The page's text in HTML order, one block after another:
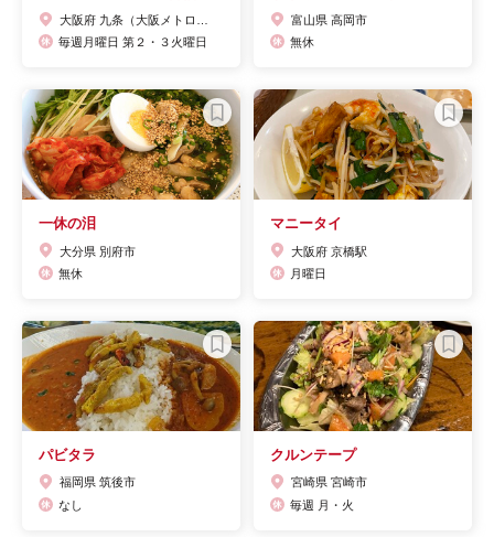
毎週月曜日 第２・３火曜日
富山県 高岡市
無休
一休の泪
大分県 別府市
無休
マニータイ
大阪府 京橋駅
月曜日
パビタラ
福岡県 筑後市
なし
クルンテープ
宮崎県 宮崎市
毎週 月・火